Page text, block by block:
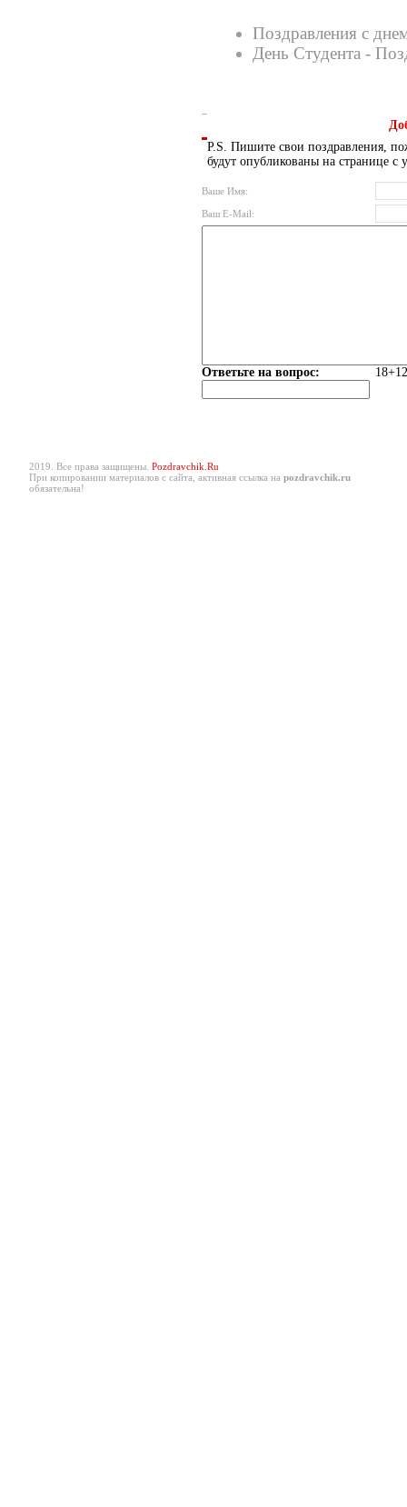
Поздравления с
День Студента -
P.S. Пишите свои поздравления,
будут опубликованы на странице с
Ваше Имя:
Ваш E-Mail:
Ответьте на вопрос:
2019. Все права защищены. Pozdravchik.Ru
При копировании материалов с сайта, активная ссылка на pozdravchik.ru
обязательна!